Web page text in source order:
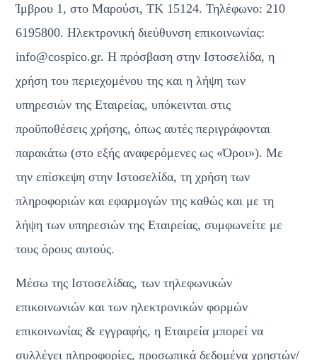
Ίμβρου 1, στο Μαρούσι, ΤΚ 15124. Τηλέφωνo: 210
6195800. Ηλεκτρονική διεύθυνση επικοινωνίας:
info@cospico.gr. Η πρόσβαση στην Ιστοσελίδα, η
χρήση του περιεχομένου της και η λήψη των
υπηρεσιών της Εταιρείας, υπόκεινται στις
προϋποθέσεις χρήσης, όπως αυτές περιγράφονται
παρακάτω (στο εξής αναφερόμενες ως «Όροι»). Με
την επίσκεψη στην Ιστοσελίδα, τη χρήση των
πληροφοριών και εφαρμογών της καθώς και με τη
λήψη των υπηρεσιών της Εταιρείας, συμφωνείτε με
τους όρους αυτούς.
Μέσω της Ιστοσελίδας, των τηλεφωνικών
επικοινωνιών και των ηλεκτρονικών φορμών
επικοινωνίας & εγγραφής, η Εταιρεία μπορεί να
συλλέγει πληροφορίες, προσωπικά δεδομένα χρηστών/